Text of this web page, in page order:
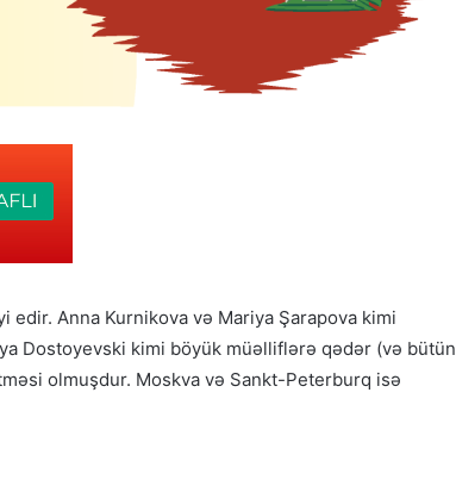
Anna Kurnikova və Mariya Şarapova kimi
Dostoyevski kimi böyük müəlliflərə qədər (və bütün
olmuşdur. Moskva və Sankt-Peterburq isə